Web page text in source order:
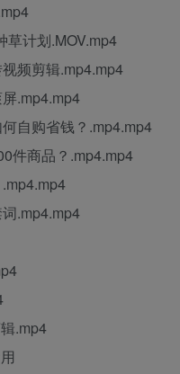
草计划.MOV.mp4
频剪辑.mp4.mp4
.mp4.mp4
自购省钱？.mp4.mp4
件商品？.mp4.mp4
.mp4.mp4
.mp4